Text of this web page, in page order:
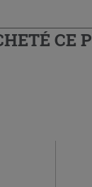
CE